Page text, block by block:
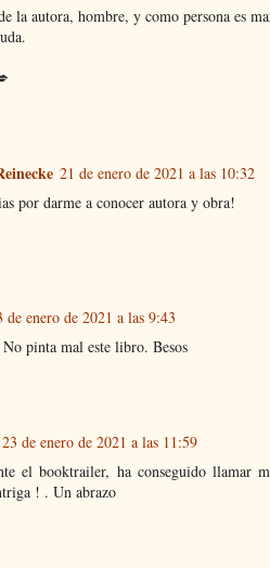
la autora, hombre, y como persona es
21 de enero de 2021 a las 10:32
por darme a conocer autora y obra!
de enero de 2021 a las 9:43
No pinta mal este libro. Besos
23 de enero de 2021 a las 11:59
el booktrailer, ha conseguido llamar
! . Un abrazo